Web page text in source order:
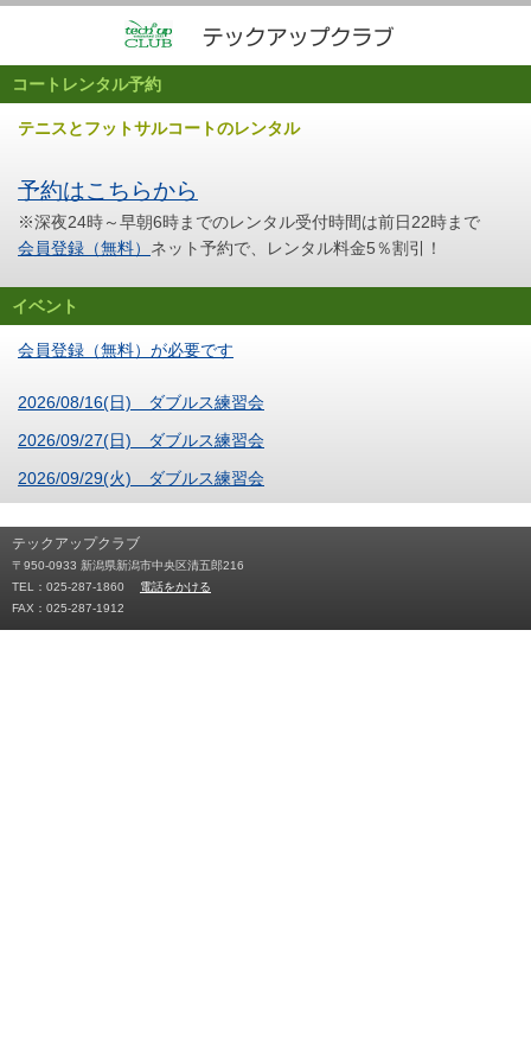
コートレンタル予約
テニスとフットサルコートのレンタル
予約はこちらから
※深夜24時～早朝6時までのレンタル受付時間は前日22時まで
会員登録（無料） ネット予約で、レンタル料金5％割引！
イベント
会員登録（無料）が必要です
2026/08/16(日) ダブルス練習会
2026/09/27(日) ダブルス練習会
2026/09/29(火) ダブルス練習会
テックアップクラブ
〒950-0933 新潟県新潟市中央区清五郎216
TEL：025-287-1860 電話をかける
FAX：025-287-1912